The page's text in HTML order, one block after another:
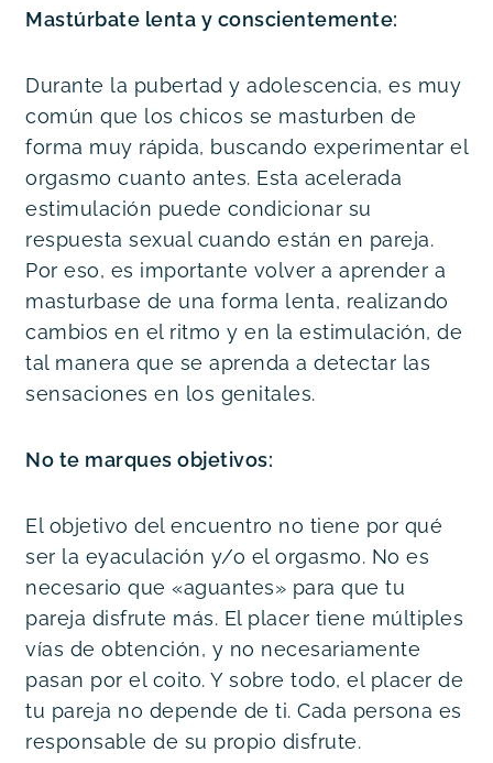
Mastúrbate lenta y conscientemente:
Durante la pubertad y adolescencia, es muy
común que los chicos se masturben de
forma muy rápida, buscando experimentar el
orgasmo cuanto antes. Esta acelerada
estimulación puede condicionar su
respuesta sexual cuando están en pareja.
Por eso, es importante volver a aprender a
masturbase de una forma lenta, realizando
cambios en el ritmo y en la estimulación, de
tal manera que se aprenda a detectar las
sensaciones en los genitales.
No te marques objetivos:
El objetivo del encuentro no tiene por qué
ser la eyaculación y/o el orgasmo. No es
necesario que «aguantes» para que tu
pareja disfrute más. El placer tiene múltiples
vías de obtención, y no necesariamente
pasan por el coito. Y sobre todo, el placer de
tu pareja no depende de ti. Cada persona es
responsable de su propio disfrute.